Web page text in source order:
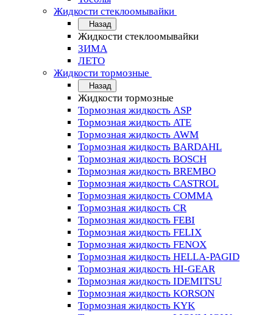
Жидкости стеклоомывайки
Назад
Жидкости стеклоомывайки
ЗИМА
ЛЕТО
Жидкости тормозные
Назад
Жидкости тормозные
Тормозная жидкость ASP
Тормозная жидкость ATE
Тормозная жидкость AWM
Тормозная жидкость BARDAHL
Тормозная жидкость BOSCH
Тормозная жидкость BREMBO
Тормозная жидкость CASTROL
Тормозная жидкость COMMA
Тормозная жидкость CR
Тормозная жидкость FEBI
Тормозная жидкость FELIX
Тормозная жидкость FENOX
Тормозная жидкость HELLA-PAGID
Тормозная жидкость HI-GEAR
Тормозная жидкость IDEMITSU
Тормозная жидкость KORSON
Тормозная жидкость KYK